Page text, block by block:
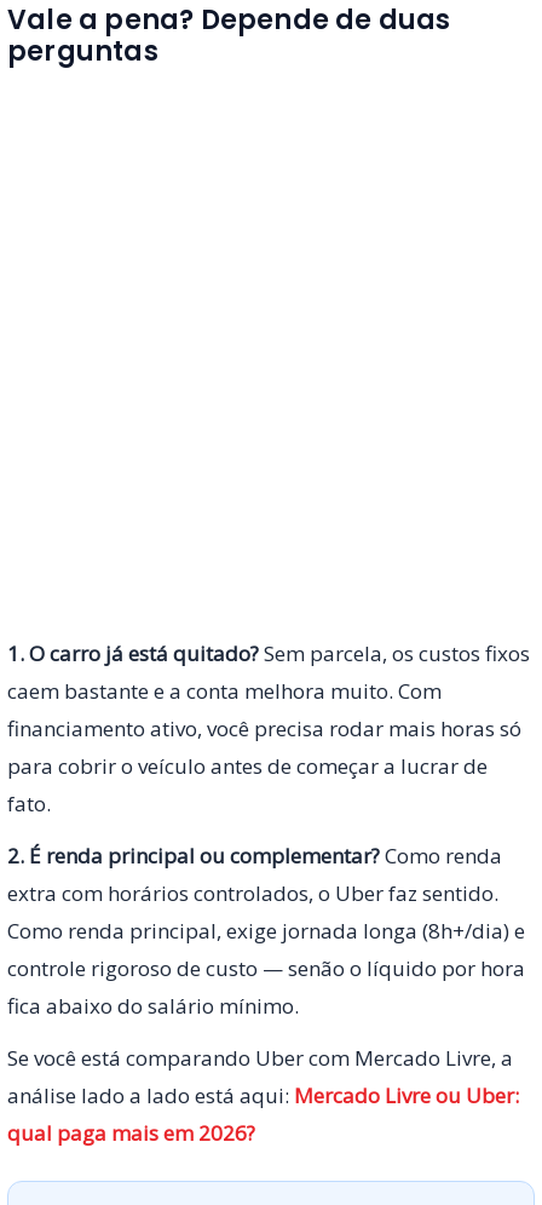
Vale a pena? Depende de duas
perguntas
1. O carro já está quitado?Sem parcela, os custos fixos
caem bastante e a conta melhora muito. Com
financiamento ativo, você precisa rodar mais horas só
para cobrir o veículo antes de começar a lucrar de
fato.
2. É renda principal ou complementar?Como renda
extra com horários controlados, o Uber faz sentido.
Como renda principal, exige jornada longa (8h+/dia) e
controle rigoroso de custo — senão o líquido por hora
fica abaixo do salário mínimo.
Se você está comparando Uber com Mercado Livre, a
análise lado a lado está aqui: Mercado Livre ou Uber:
qual paga mais em 2026?